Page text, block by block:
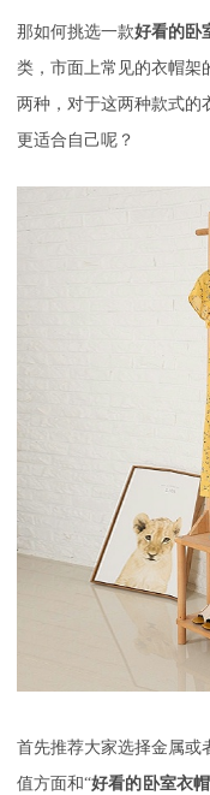
那如何挑选一款好看的卧
类，市面上常见的衣帽架
两种，对于这两种款式的
更适合自己呢？
首先推荐大家选择金属或
值方面和“好看的卧室衣